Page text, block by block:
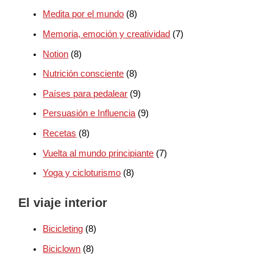
Medita por el mundo (8)
Memoria, emoción y creatividad (7)
Notion (8)
Nutrición consciente (8)
Países para pedalear (9)
Persuasión e Influencia(9)
Recetas (8)
Vuelta al mundo principiante (7)
Yoga y cicloturismo (8)
El viaje interior
Bicicleting (8)
Biciclown (8)